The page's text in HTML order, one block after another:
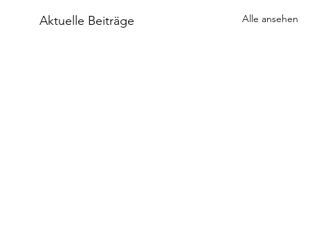
Aktuelle Beiträge Alle ansehen